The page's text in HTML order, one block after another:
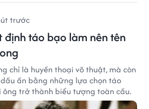
trước
định táo bạo làm nên tên
chỉ là huyền thoại võ thuật, mà còn
ấn bằng những lựa chọn táo
ông trở thành biểu tượng toàn cầu.